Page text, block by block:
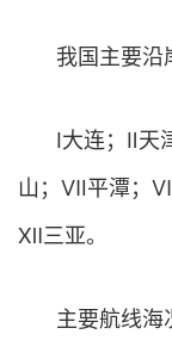
我国主要沿
Ⅰ大连；Ⅱ
山；Ⅶ平潭；Ⅷ
Ⅻ三亚。
主要航线海